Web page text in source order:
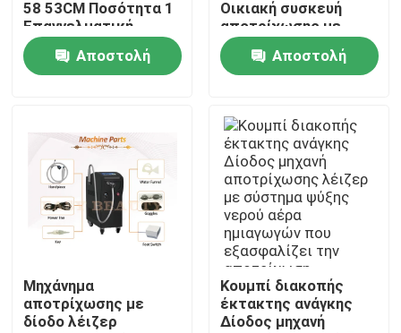
Προϊόντα
Εμφάνιση VR
Περίπου εμείς
Ποιοτικός έλεγχος
58 53CM Ποσότητα 1
Επαγγελματική
συσκευή για κλινική
και σπαΑποστολή
Οικιακή συσκευή
αποτρίχωσης με
λέιζερ 600W
Ενέργεια εξόδου
Αποτελεσματικό
μείωσης τριχοφυΐας
για σαλόνι και σπα
Αποστολή
Μηχάνημα
αποτρίχωσης με
δίοδο λέιζερ
Κουμπί διακοπής
έκτακτης ανάγκης
Δίοδος μηχανή